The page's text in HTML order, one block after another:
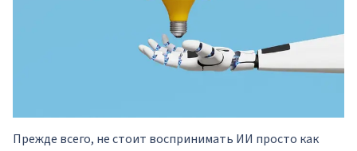
Прежде всего, не стоит воспринимать ИИ просто как